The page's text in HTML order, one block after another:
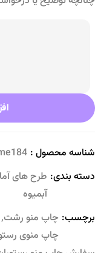
شناسه محصول :
دسته بندی: طرح های
آبمیوه
برچسب: چاپ منو رشت,
چاپ منوی